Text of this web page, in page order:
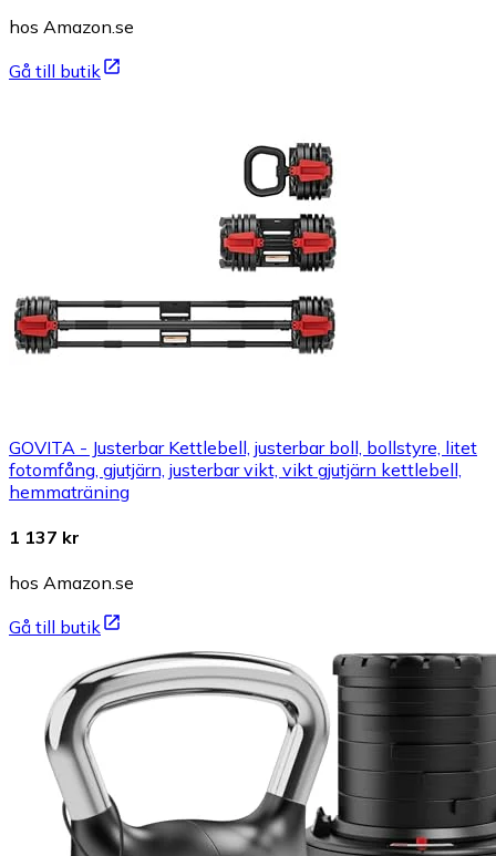
hos Amazon.se
Gå till butik
GOVITA - Justerbar Kettlebell, justerbar boll, bollstyre, litet
fotomfång, gjutjärn, justerbar vikt, vikt gjutjärn kettlebell,
hemmaträning
1 137 kr
hos Amazon.se
Gå till butik